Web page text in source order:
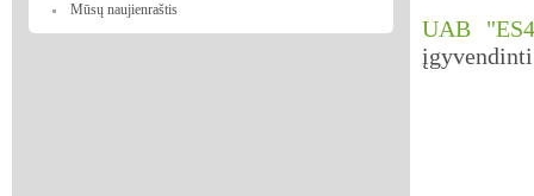
Mūsų naujienraštis
UAB